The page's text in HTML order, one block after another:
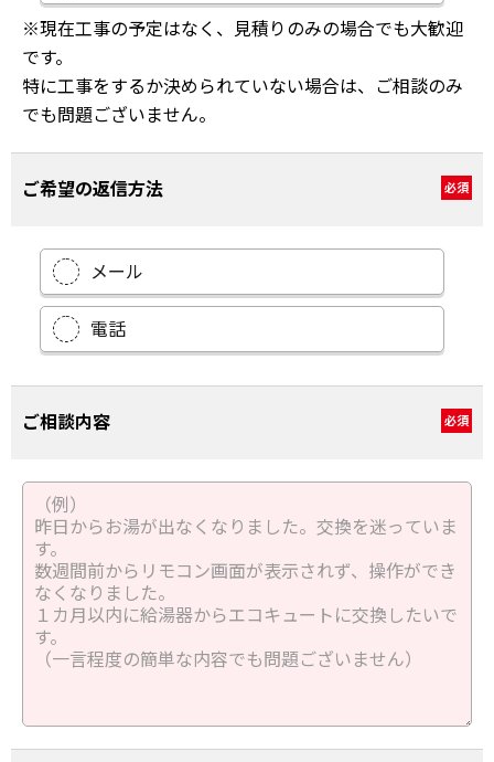
※現在工事の予定はなく、見積りのみの場合でも大歓迎
です。
特に工事をするか決められていない場合は、ご相談のみ
でも問題ございません。
ご希望の返信方法 必須
メール
電話
ご相談内容 必須